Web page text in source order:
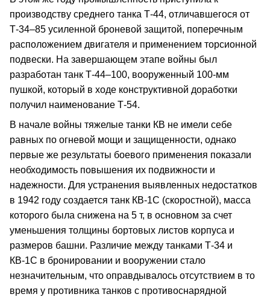
производству среднего танка Т-44, отличавшегося от
Т-34–85 усиленной броневой защитой, поперечным
расположением двигателя и применением торсионной
подвески. На завершающем этапе войны был
разработан танк Т-44–100, вооруженный 100-мм
пушкой, который в ходе конструктивной доработки
получил наименование Т-54.
В начале войны тяжелые танки КВ не имели себе
равных по огневой мощи и защищенности, однако
первые же результаты боевого применения показали
необходимость повышения их подвижности и
надежности. Для устранения выявленных недостатков
в 1942 году создается танк КВ-1С (скоростной), масса
которого была снижена на 5 т, в основном за счет
уменьшения толщины бортовых листов корпуса и
размеров башни. Различие между танками Т-34 и
КВ-1С в бронировании и вооружении стало
незначительным, что оправдывалось отсутствием в то
время у противника танков с противоснарядной